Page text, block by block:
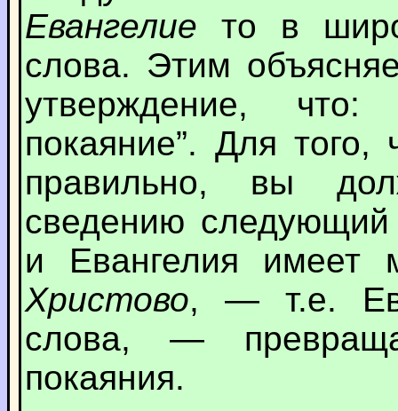
Евангелие то в
слова. Этим
утверждение, что:
покаяние”. Для
правильно, вы
сведению
и Евангелия имеет
Христово, — т.е.
слова, —
покаяния.